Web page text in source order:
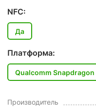
NFC:
Да
Платформа:
Qualcomm Snapdragon
Производитель